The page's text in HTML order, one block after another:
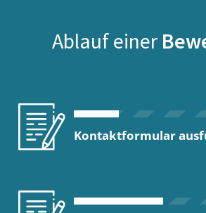
Ablauf einer
Kontaktformular